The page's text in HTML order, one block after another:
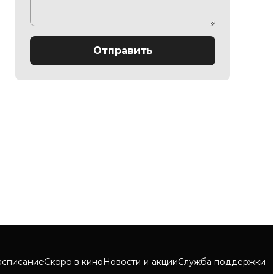
Отправить
Скоро в киноНовости и акцииСлужба поддержки